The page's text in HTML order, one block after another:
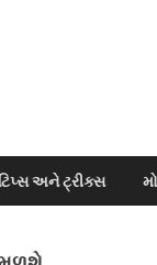
ટિપ્સ અને ટ્રીક્સ